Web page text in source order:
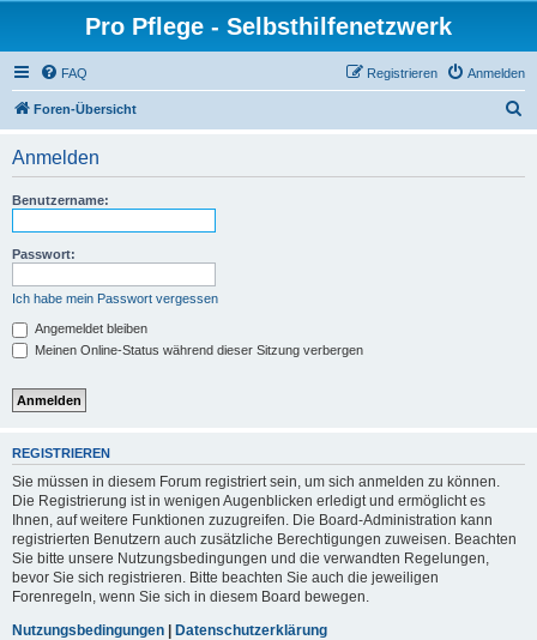
Pro Pflege - Selbsthilfenetzwerk
FAQ Anmelden
Registrieren
Foren-Übersicht
Anmelden
Benutzername:
Passwort:
Ich habe mein Passwort vergessen
Angemeldet bleiben
Meinen Online-Status während dieser Sitzung verbergen
REGISTRIEREN
Sie müssen in diesem Forum registriert sein, um sich anmelden zu können.
Die Registrierung ist in wenigen Augenblicken erledigt und ermöglicht es
Ihnen, auf weitere Funktionen zuzugreifen. Die Board-Administration kann
registrierten Benutzern auch zusätzliche Berechtigungen zuweisen. Beachten
Sie bitte unsere Nutzungsbedingungen und die verwandten Regelungen,
bevor Sie sich registrieren. Bitte beachten Sie auch die jeweiligen
Forenregeln, wenn Sie sich in diesem Board bewegen.
Nutzungsbedingungen | Datenschutzerklärung